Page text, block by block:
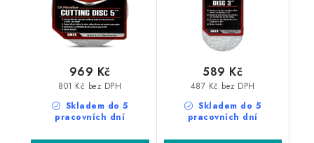
Skladem do 5
pracovních dní
801 Kč bez DPH
969 Kč
Skladem do 5
pracovních dní
487 Kč bez DPH
589 Kč